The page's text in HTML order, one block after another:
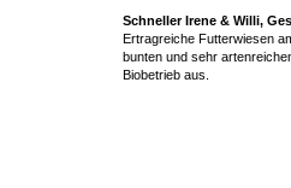
Schneller Irene & Willi,
Ertragreiche Futterwiesen
bunten und sehr
Biobetrieb aus.